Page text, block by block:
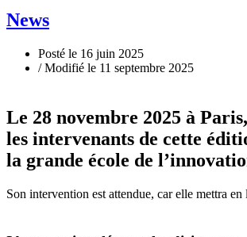
News
Posté le 16 juin 2025
/ Modifié le 11 septembre 2025
Le 28 novembre 2025 à
les intervenants de cette
la grande école de
Son intervention est attendue, car elle mettra